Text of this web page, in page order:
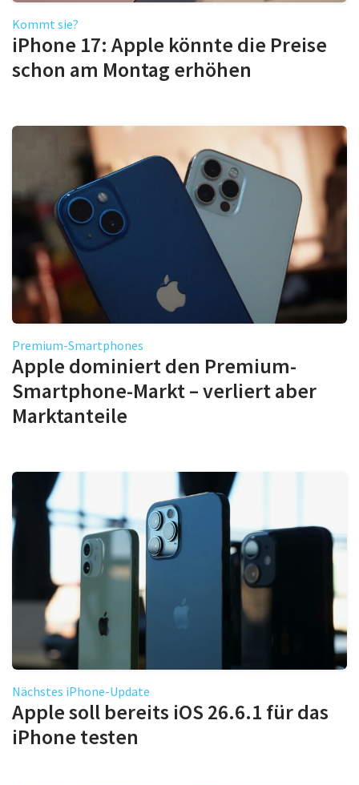
Kommt sie?
iPhone 17: Apple könnte die Preise
schon am Montag erhöhen
Premium-Smartphones
Apple dominiert den Premium-
Smartphone-Markt – verliert aber
Marktanteile
Nächstes iPhone-Update
Apple soll bereits iOS 26.6.1 für das
iPhone testen